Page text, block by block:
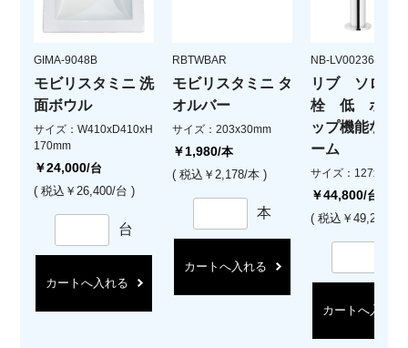
GIMA-9048B
モビリスタミニ 洗
面ボウル
サイズ：W410xD410xH
170mm
￥24,000/台
( 税込￥26,400/台 )
台
カートへ入れる
RBTWBAR
モビリスタミニ タ
オルバー
サイズ：203x30mm
￥1,980/本
( 税込￥2,178/本 )
本
カートへ入れる
NB-LV00236.CR
リブ ソロ 単
栓 低 ポッ
ップ機能なし
ーム
サイズ：127xH158
￥44,800/台
( 税込￥49,280/台
カートへ入れる